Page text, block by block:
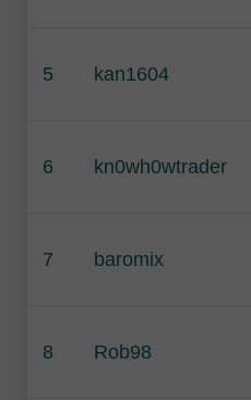
5 kan1604
6 kn0wh0wtrader
7 baromix
8 Rob98